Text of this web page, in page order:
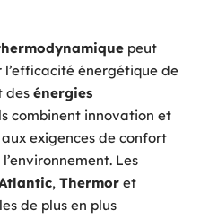
peut
énergétique de
des énergies
combinent innovation et
exigences de confort
Les
, Thermor et
de plus en plus